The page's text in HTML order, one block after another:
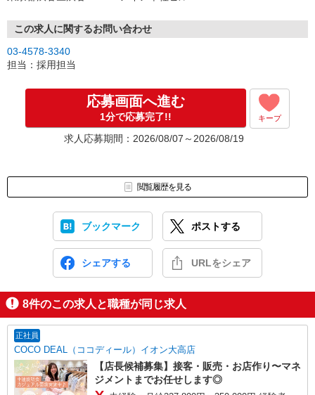
この求人に関するお問い合わせ
03-4578-3340
担当：採用担当
応募画面へ進む
1分で応募完了!! キープ
求人応募期間：2026/08/07～2026/08/19
閲覧履歴を見る
ブックマーク ポストする
シェアする URLをシェア
8件のこの求人と職種が同じ求人
正社員
COCO DEAL（ココディール）イオン大高店
【店長候補募集】接客・販売・お店作り〜マネ
ジメントまでお任せします◎